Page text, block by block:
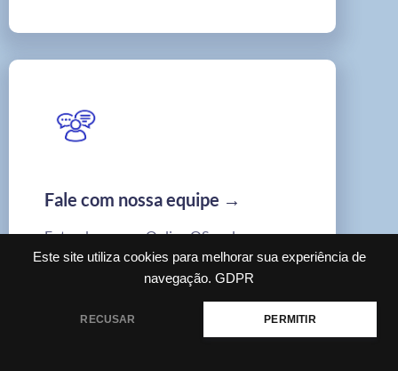
Este site utiliza cookies para melhorar sua experiência de
navegação. GDPR
RECUSAR PERMITIR
Fale com nossa equipe →
Entenda como o Online OS pode se
adaptar ao seu processo e ajudar sua
empresa a ganhar mais controle.